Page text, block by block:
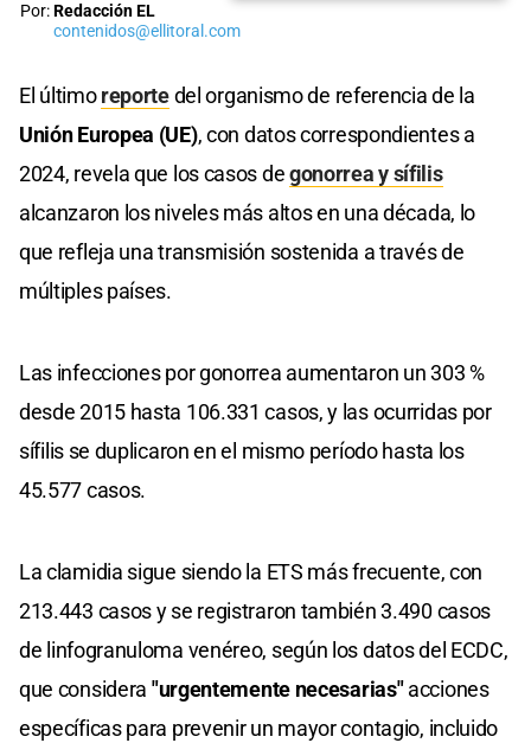
Por:Redacción EL
contenidos@ellitoral.com
El últimoreportedel organismo de referencia de la
Unión Europea (UE), con datos correspondientes a
2024, revela que los casos degonorrea y sífilis
alcanzaron los niveles más altos en una década, lo
que refleja una transmisión sostenida a través de
múltiples países.
Las infecciones por gonorrea aumentaron un 303 %
desde 2015 hasta 106.331 casos, y las ocurridas por
sífilis se duplicaron en el mismo período hasta los
45.577 casos.
La clamidia sigue siendo la ETS más frecuente, con
213.443 casos y se registraron también 3.490 casos
de linfogranuloma venéreo, según los datos del ECDC,
que considera "urgentemente necesarias"acciones
específicas para prevenir un mayor contagio, incluido